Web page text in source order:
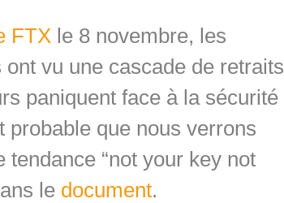
FTX le 8 novembre, les
vu une cascade de retraits
paniquent face à la sécurité
que nous verrons
tendance “not your key not
le document.